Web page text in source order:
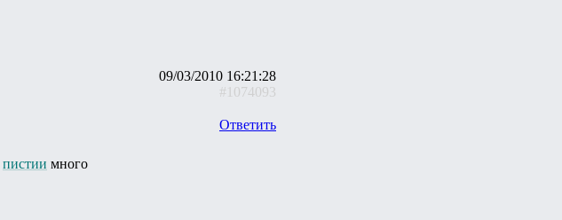
09/03/2010 16:21:28
#1074093
Ответить
пистии много